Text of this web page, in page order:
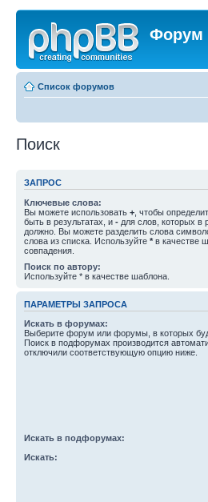
Форум
Список форумов
Поиск
ЗАПРОС
Ключевые слова:
Вы можете использовать + , чтобы
быть в результатах, и - для слов, которых в
должно. Вы можете разделить слова
слова из списка. Используйте * в качестве
совпадения.
Поиск по автору:
Используйте * в качестве шаблона.
ПАРАМЕТРЫ ЗАПРОСА
Искать в форумах:
Выберите форум или форумы, в которых
Поиск в подфорумах производится
отключили соответствующую опцию ниже.
Искать в подфорумах:
Искать: